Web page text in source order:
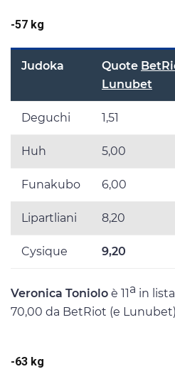
-57 kg
Judoka Quote
Lunubet
Deguchi 1,51
Huh 5,00
Funakubo 6,00
Lipartliani 8,20
Cysique 9,20
Veronica Toniolo è 11 a in
70,00 da BetRiot (e
-63 kg